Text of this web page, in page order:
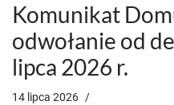
Komunikat
odwołanie od
lipca 2026 r.
14 lipca 2026